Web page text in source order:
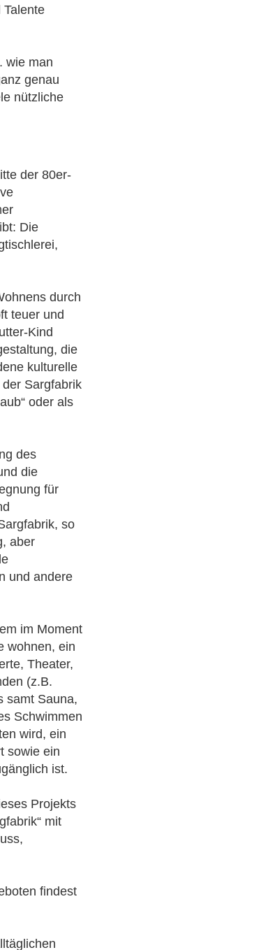
Talente
wie man
genau
nützliche
der 80er-
Die
durch
teuer und
Kind
die
kulturelle
Sargfabrik
oder als
des
die
für
so
aber
und andere
im Moment
wohnen, ein
Theater,
(z.B.
samt Sauna,
Schwimmen
wird, ein
sowie ein
ist.
Projekts
mit
findest